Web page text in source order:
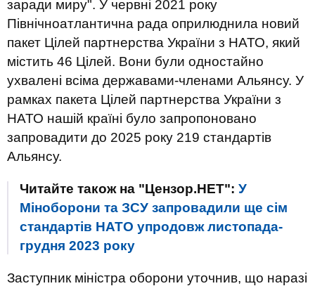
заради миру". У червні 2021 року
Північноатлантична рада оприлюднила новий
пакет Цілей партнерства України з НАТО, який
містить 46 Цілей. Вони були одностайно
ухвалені всіма державами-членами Альянсу. У
рамках пакета Цілей партнерства України з
НАТО нашій країні було запропоновано
запровадити до 2025 року 219 стандартів
Альянсу.
Читайте також на "Цензор.НЕТ": У
Міноборони та ЗСУ запровадили ще сім
стандартів НАТО упродовж листопада-
грудня 2023 року
Заступник міністра оборони уточнив, що наразі